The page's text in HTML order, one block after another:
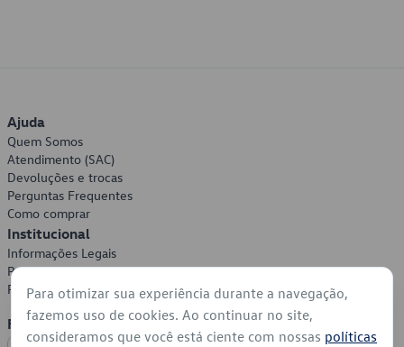
Ajuda
Quem Somos
Atendimento (SAC)
Devoluções e trocas
Perguntas Frequentes
Como comprar
Institucional
Informações Legais
Política de Privacidade
Política de Cookies
Formas de Pagamento
Para otimizar sua experiência durante a navegação,
fazemos uso de cookies. Ao continuar no site,
consideramos que você está ciente com nossas políticas